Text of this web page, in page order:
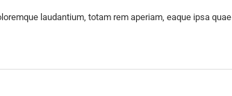
laudantium, totam rem aperiam, eaque ipsa quae